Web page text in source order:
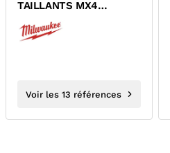
TAILLANTS MX4
Voir les 13 références